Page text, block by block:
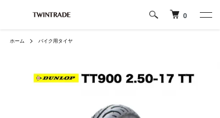
0
ホーム バイク用タイヤ